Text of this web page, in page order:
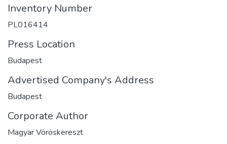
Inventory Number
PL016414
Press Location
Budapest
Advertised Company's Address
Budapest
Corporate Author
Magyar Vöröskereszt